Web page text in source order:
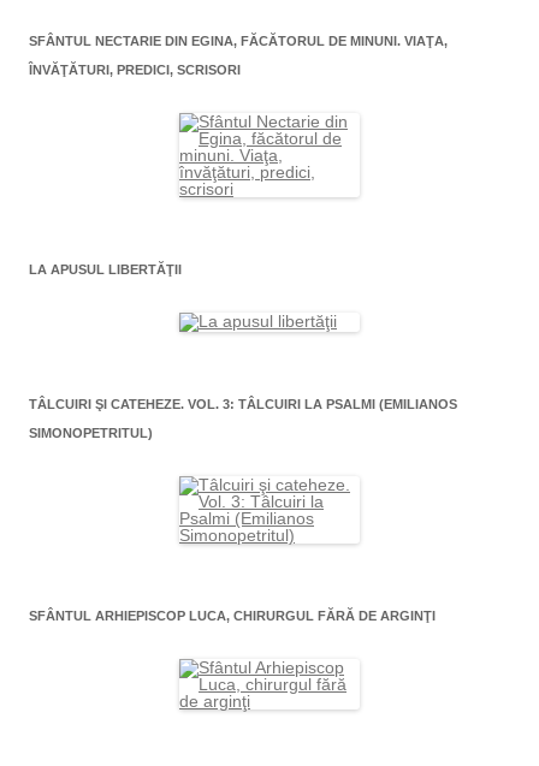
SFÂNTUL NECTARIE DIN EGINA, FĂCĂTORUL DE MINUNI. VIAŢA,
ÎNVĂŢĂTURI, PREDICI, SCRISORI
LA APUSUL LIBERTĂŢII
TÂLCUIRI ŞI CATEHEZE. VOL. 3: TÂLCUIRI LA PSALMI (EMILIANOS
SIMONOPETRITUL)
SFÂNTUL ARHIEPISCOP LUCA, CHIRURGUL FĂRĂ DE ARGINŢI